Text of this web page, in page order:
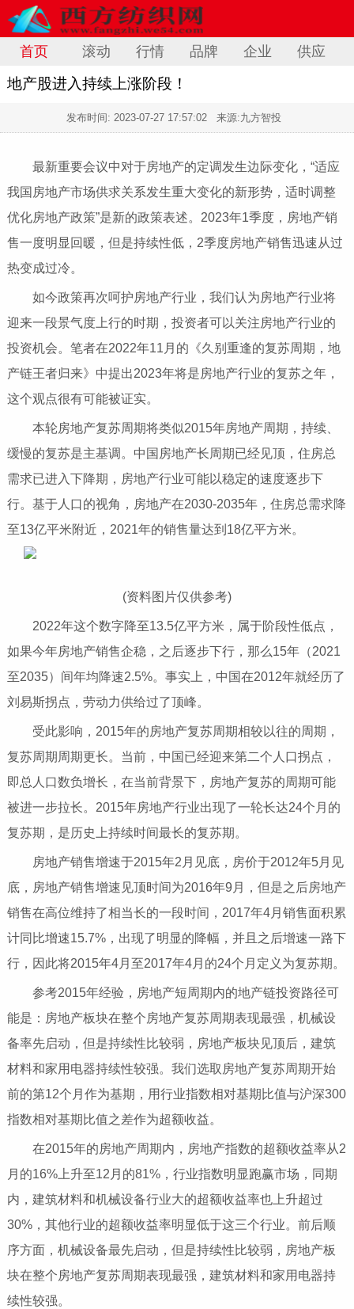
首页 滚动 行情 品牌 企业 供应
地产股进入持续上涨阶段！
发布时间: 2023-07-27 17:57:02 来源:九方智投
最新重要会议中对于房地产的定调发生边际变化，“适应
我国房地产市场供求关系发生重大变化的新形势，适时调整
优化房地产政策”是新的政策表述。2023年1季度，房地产销
售一度明显回暖，但是持续性低，2季度房地产销售迅速从过
热变成过冷。
如今政策再次呵护房地产行业，我们认为房地产行业将
迎来一段景气度上行的时期，投资者可以关注房地产行业的
投资机会。笔者在2022年11月的《久别重逢的复苏周期，地
产链王者归来》中提出2023年将是房地产行业的复苏之年，
这个观点很有可能被证实。
本轮房地产复苏周期将类似2015年房地产周期，持续、
缓慢的复苏是主基调。中国房地产长周期已经见顶，住房总
需求已进入下降期，房地产行业可能以稳定的速度逐步下
行。基于人口的视角，房地产在2030-2035年，住房总需求降
至13亿平米附近，2021年的销售量达到18亿平方米。
(资料图片仅供参考)
2022年这个数字降至13.5亿平方米，属于阶段性低点，
如果今年房地产销售企稳，之后逐步下行，那么15年（2021
至2035）间年均降速2.5%。事实上，中国在2012年就经历了
刘易斯拐点，劳动力供给过了顶峰。
受此影响，2015年的房地产复苏周期相较以往的周期，
复苏周期周期更长。当前，中国已经迎来第二个人口拐点，
即总人口数负增长，在当前背景下，房地产复苏的周期可能
被进一步拉长。2015年房地产行业出现了一轮长达24个月的
复苏期，是历史上持续时间最长的复苏期。
房地产销售增速于2015年2月见底，房价于2012年5月见
底，房地产销售增速见顶时间为2016年9月，但是之后房地产
销售在高位维持了相当长的一段时间，2017年4月销售面积累
计同比增速15.7%，出现了明显的降幅，并且之后增速一路下
行，因此将2015年4月至2017年4月的24个月定义为复苏期。
参考2015年经验，房地产短周期内的地产链投资路径可
能是：房地产板块在整个房地产复苏周期表现最强，机械设
备率先启动，但是持续性比较弱，房地产板块见顶后，建筑
材料和家用电器持续性较强。我们选取房地产复苏周期开始
前的第12个月作为基期，用行业指数相对基期比值与沪深300
指数相对基期比值之差作为超额收益。
在2015年的房地产周期内，房地产指数的超额收益率从2
月的16%上升至12月的81%，行业指数明显跑赢市场，同期
内，建筑材料和机械设备行业大的超额收益率也上升超过
30%，其他行业的超额收益率明显低于这三个行业。前后顺
序方面，机械设备最先启动，但是持续性比较弱，房地产板
块在整个房地产复苏周期表现最强，建筑材料和家用电器持
续性较强。